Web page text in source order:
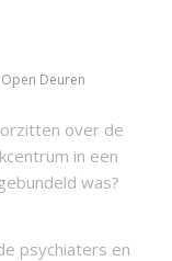
Open Deuren
over de
in een
was?
psychiaters en